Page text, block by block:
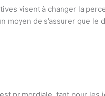
visent à changer la
moyen de s’assurer que le